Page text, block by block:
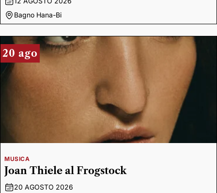
Bagno Hana-Bi
20 ago
MUSICA
Joan Thiele al Frogstock
20 AGOSTO 2026